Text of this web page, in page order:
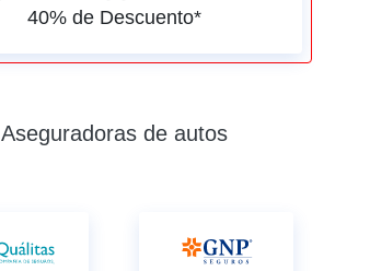
40% de Descuento*
Aseguradoras de autos